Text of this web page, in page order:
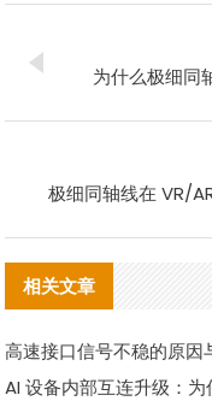
为什么极细同
极细同轴线在 VR/
相关文章
高速接口信号不稳的原因
AI 设备内部互连升级：